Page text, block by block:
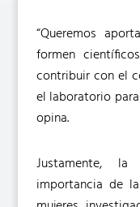
“Queremos
formen
contribuir con el
el laboratorio
opina.
Justamente,
importancia de